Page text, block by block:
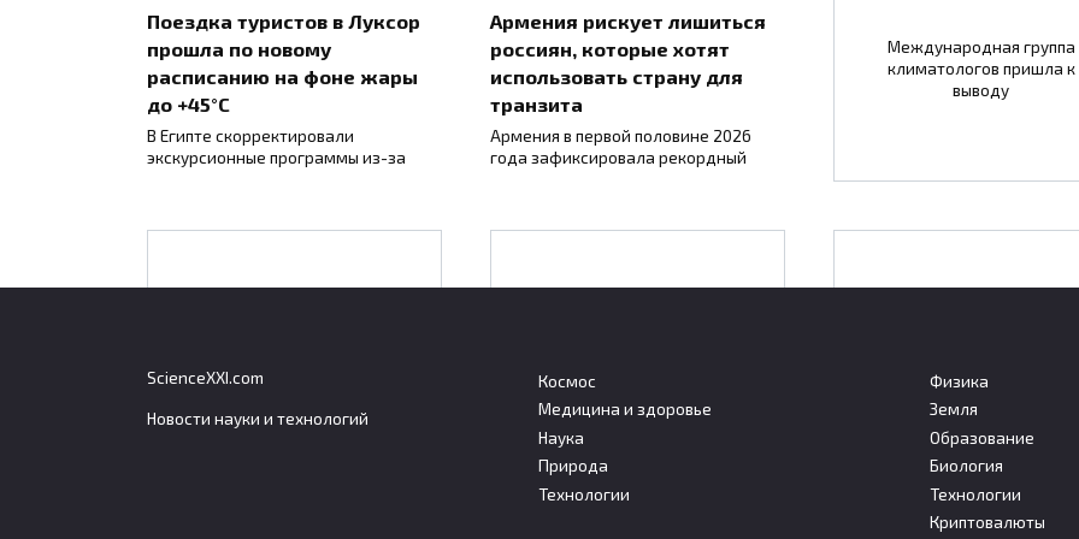
Поездка туристов в Луксор
прошла по новому
расписанию на фоне жары
до +45°C
В Египте скорректировали
экскурсионные программы из-за
Армения рискует лишиться
россиян, которые хотят
использовать страну для
транзита
Армения в первой половине 2026
года зафиксировала рекордный
Международная группа
климатологов пришла к
выводу
озера Азау на Эльбрусе
экспозицию «Лунная
база»
В Минске на Фестивале науки
способа борьбы с
Ученые Государственного
научного центра
ScienceXXI.com
Новости науки и технологий
Космос
Медицина и здоровье
Наука
Природа
Технологии
Физика
Земля
Образование
Биология
Технологии
Криптовалюты